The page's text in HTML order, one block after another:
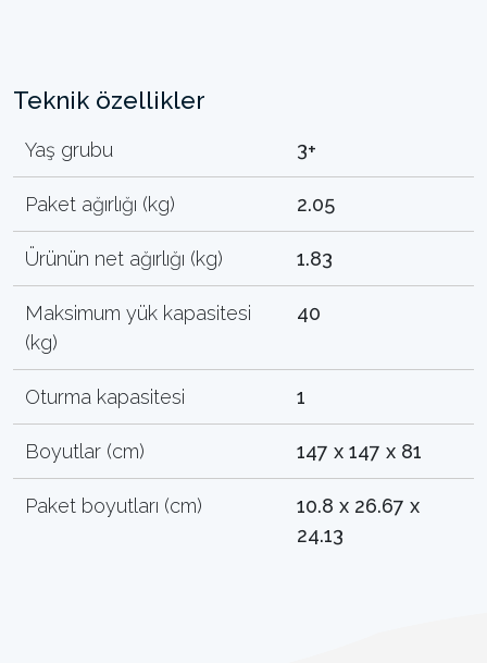
Teknik özellikler
Yaş grubu 3+
Paket ağırlığı (kg) 2.05
Ürünün net ağırlığı (kg) 1.83
Maksimum yük kapasitesi
(kg)
40
Oturma kapasitesi 1
Boyutlar (cm) 147 x 147 x 81
Paket boyutları (cm)
10.8 x 26.67 x
24.13